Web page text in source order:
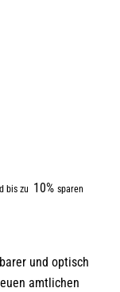
bis zu 10% sparen
und optisch
amtlichen